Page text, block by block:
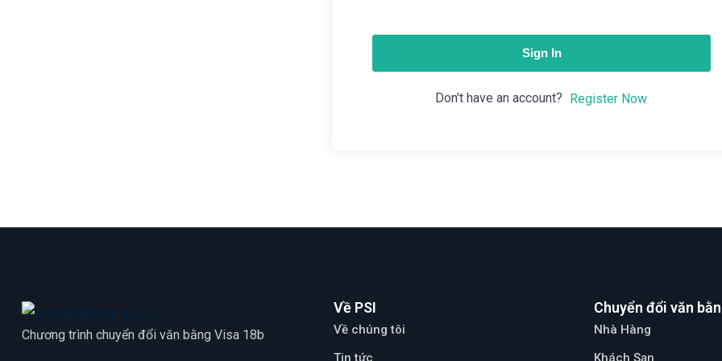
Sign In
Don't have an account? Register Now
Chương trình chuyển đổi văn bằng Visa 18b
Về PSI
Về chúng tôi
Tin tức
Chuyển đổi văn
Nhà Hàng
Khách Sạn